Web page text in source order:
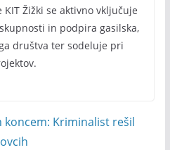
Žižki se aktivno vključuje
in podpira gasilska,
društva ter sodeluje pri
koncem: Kriminalist rešil